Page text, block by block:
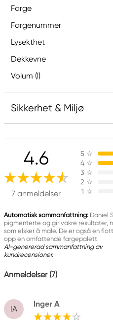
Farge
Fargenummer
Lysekthet
Dekkevne
Volum (l)
Sikkerhet & Miljø
Ansvarlig EU
Daniel Smith
Stelling A/S
Amagertorv 9, 1 sal
1160 Köpenhamn K,
+45 33 11 33 22
Produsent
Daniel Smith
4150 1ST Ave S Seattle, WA
98134-2302 United States
4.6
7 anmeldelser
5 ☆
4 ☆
3 ☆
2 ☆
1 ☆
Automatisk sammanfattning: Daniel
pigmenterte og gir vakre resultater,
som elsker å male. De er også en
opp en omfattende fargepalett.
AI-genererad sammanfattning av
kundrecensioner.
Anmeldelser (7)
IA
Inger A